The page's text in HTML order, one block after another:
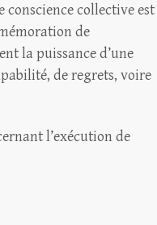
conscience collective est
de
la puissance d’une
de regrets, voire
l’exécution de